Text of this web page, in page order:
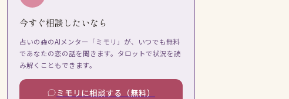
今すぐ相談したいなら
占いの森のAIメンター「ミモリ」が、いつでも無料
であなたの恋の話を聞きます。タロットで状況を読
み解くこともできます。
ミモリに相談する（無料）